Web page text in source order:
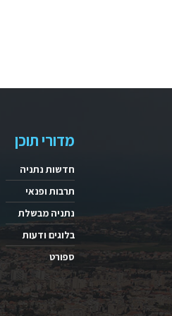
מדורי תוכן
חדשות נתניה
תרבות ופנאי
נתניה מבשלת
בלוגים ודעות
ספורט